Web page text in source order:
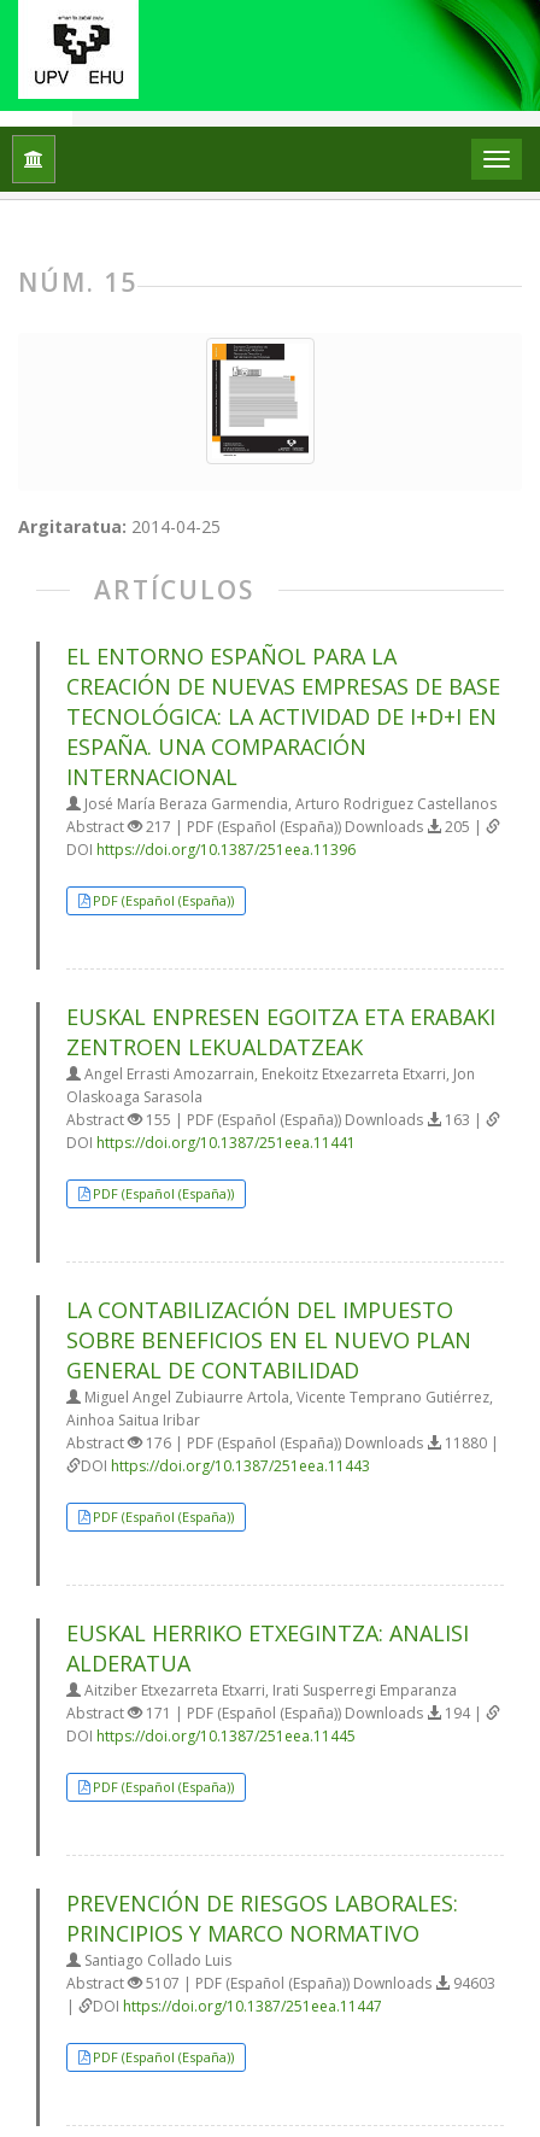
251 - Enpresa eta Ekonomia Aldizkaria
Hasiera
NÚM. 15
Argitaratua: 2014-04-25
ARTÍCULOS
EL ENTORNO ESPAÑOL PARA LA
CREACIÓN DE NUEVAS EMPRESAS DE BASE
TECNOLÓGICA: LA ACTIVIDAD DE I+D+I EN
ESPAÑA. UNA COMPARACIÓN
INTERNACIONAL
José María Beraza Garmendia, Arturo Rodriguez Castellanos
Abstract
217 | PDF (Español (España)) Downloads
205 |
DOI https://doi.org/10.1387/251eea.11396
PDF (Español (España))
EUSKAL ENPRESEN EGOITZA ETA ERABAKI
ZENTROEN LEKUALDATZEAK
Angel Errasti Amozarrain, Enekoitz Etxezarreta Etxarri, Jon
Olaskoaga Sarasola
Abstract
155 | PDF (Español (España)) Downloads
163 |
DOI https://doi.org/10.1387/251eea.11441
PDF (Español (España))
LA CONTABILIZACIÓN DEL IMPUESTO
SOBRE BENEFICIOS EN EL NUEVO PLAN
GENERAL DE CONTABILIDAD
Miguel Angel Zubiaurre Artola, Vicente Temprano Gutiérrez,
Ainhoa Saitua Iribar
Abstract
176 | PDF (Español (España)) Downloads
11880 |
DOI https://doi.org/10.1387/251eea.11443
PDF (Español (España))
EUSKAL HERRIKO ETXEGINTZA: ANALISI
ALDERATUA
Aitziber Etxezarreta Etxarri, Irati Susperregi Emparanza
Abstract
171 | PDF (Español (España)) Downloads
194 |
DOI https://doi.org/10.1387/251eea.11445
PDF (Español (España))
PREVENCIÓN DE RIESGOS LABORALES:
PRINCIPIOS Y MARCO NORMATIVO
Santiago Collado Luis
Abstract
5107 | PDF (Español (España)) Downloads
94603
|
DOI https://doi.org/10.1387/251eea.11447
PDF (Español (España))